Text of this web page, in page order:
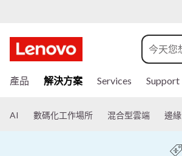
A
領
至
要
產品 解決方案 Services Support
AI 數碼化工作場所 混合型雲端 邊緣